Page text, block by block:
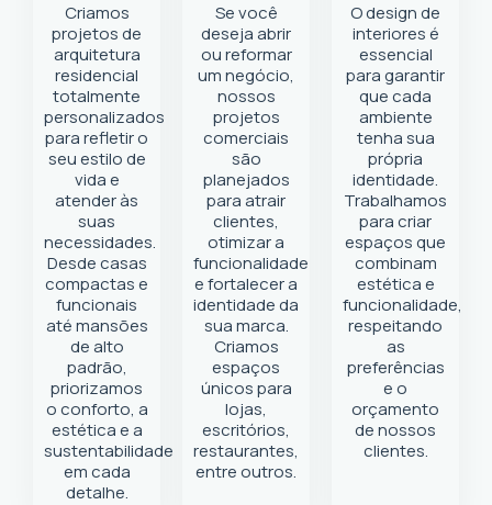
Criamos
projetos de
arquitetura
residencial
totalmente
personalizados
para refletir o
seu estilo de
vida e
atender às
suas
necessidades.
Desde casas
compactas e
funcionais
até mansões
de alto
padrão,
priorizamos
o conforto, a
estética e a
sustentabilidade
em cada
detalhe.
Se você
deseja abrir
ou reformar
um negócio,
nossos
projetos
comerciais
são
planejados
para atrair
clientes,
otimizar a
funcionalidade
e fortalecer a
identidade da
sua marca.
Criamos
espaços
únicos para
lojas,
escritórios,
restaurantes,
entre outros.
O design de
interiores é
essencial
para garantir
que cada
ambiente
tenha sua
própria
identidade.
Trabalhamos
para criar
espaços que
combinam
estética e
funcionalidade,
respeitando
as
preferências
e o
orçamento
de nossos
clientes.